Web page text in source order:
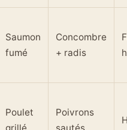
Saumon
fumé
Concombre
+ radis
Poulet
Poivrons